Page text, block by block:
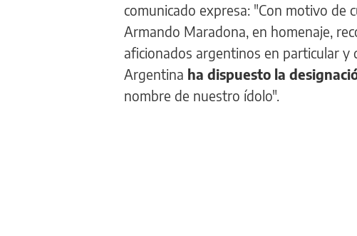
comunicado expresa: "Con motivo de
Armando Maradona, en homenaje,
aficionados argentinos en particular y
Argentina ha dispuesto la
nombre de nuestro ídolo".